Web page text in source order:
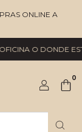
ONLINE A
O DONDE
0